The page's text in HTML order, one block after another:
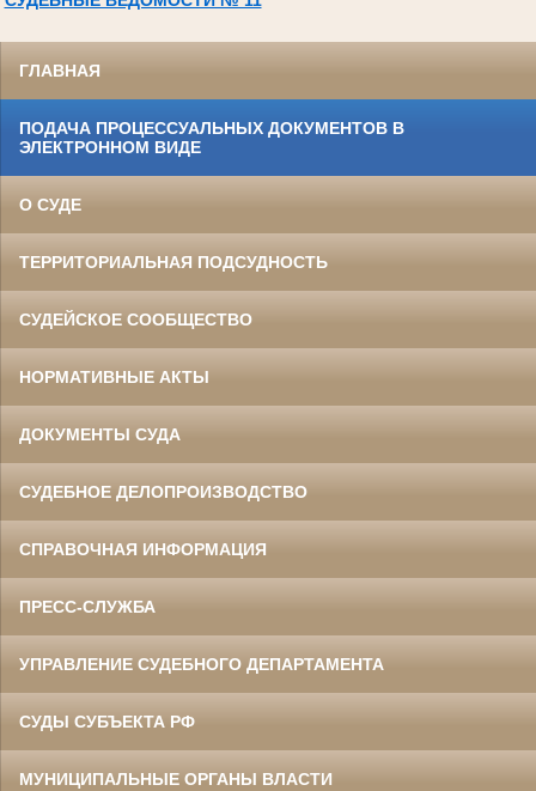
ГЛАВНАЯ
ПОДАЧА ПРОЦЕССУАЛЬНЫХ ДОКУМЕНТОВ В
ЭЛЕКТРОННОМ ВИДЕ
О СУДЕ
ТЕРРИТОРИАЛЬНАЯ ПОДСУДНОСТЬ
СУДЕЙСКОЕ СООБЩЕСТВО
НОРМАТИВНЫЕ АКТЫ
ДОКУМЕНТЫ СУДА
СУДЕБНОЕ ДЕЛОПРОИЗВОДСТВО
СПРАВОЧНАЯ ИНФОРМАЦИЯ
ПРЕСС-СЛУЖБА
УПРАВЛЕНИЕ СУДЕБНОГО ДЕПАРТАМЕНТА
СУДЫ СУБЪЕКТА РФ
МУНИЦИПАЛЬНЫЕ ОРГАНЫ ВЛАСТИ